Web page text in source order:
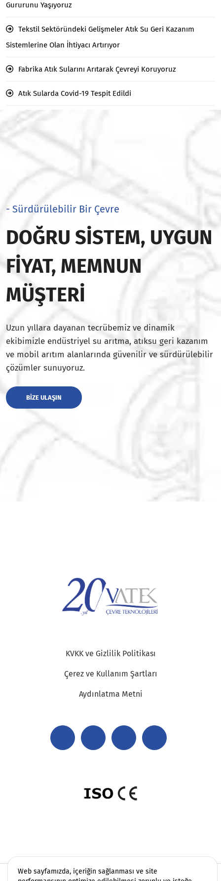
Gururunu Yaşıyoruz
Tekstil Sektöründeki Gelişmeler Atık Su Geri Kazanım
Sistemlerine Olan İhtiyacı Artırıyor
Fabrika Atık Sularını Arıtarak Çevreyi Koruyoruz
Atık Sularda Covid-19 Tespit Edildi
- Sürdürülebilir Bir Çevre
DOĞRU SISTEM, UYGUN
FIYAT, MEMNUN
MÜŞTERI
Uzun yıllara dayanan tecrübemiz ve dinamik
ekibimizle endüstriyel su arıtma, atıksu geri kazanım
ve mobil arıtım alanlarında güvenilir ve sürdürülebilir
çözümler sunuyoruz.
BIZE ULAŞIN
KVKK ve Gizlilik Politikası
Çerez ve Kullanım Şartları
Aydınlatma Metni
Web sayfamızda, içeriğin sağlanması ve site